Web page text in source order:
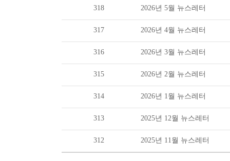
318 2026년 5월 뉴스레터
317 2026년 4월 뉴스레터
316 2026년 3월 뉴스레터
315 2026년 2월 뉴스레터
314 2026년 1월 뉴스레터
313 2025년 12월 뉴스레터
312 2025년 11월 뉴스레터